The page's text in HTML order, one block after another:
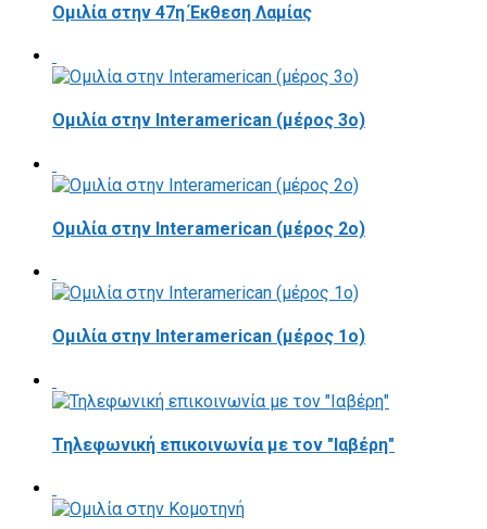
Ομιλία στην 47η Έκθεση Λαμίας
Ομιλία στην Interamerican (μέρος 3ο)
Ομιλία στην Interamerican (μέρος 2ο)
Ομιλία στην Interamerican (μέρος 1ο)
Τηλεφωνική επικοινωνία με τον "Ιαβέρη"